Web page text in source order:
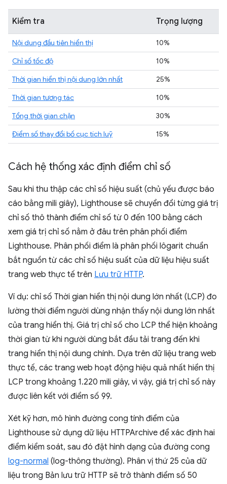
Kiểm tra Trọng lượng
Nội dung đầu tiên hiển thị
10%
Chỉ số tốc độ
10%
Thời gian hiển thị nội dung lớn nhất
25%
Thời gian tương tác
10%
Tổng thời gian chặn
30%
Điểm số thay đổi bố cục tích luỹ
15%
Cách hệ thống xác định điểm chỉ số
Sau khi thu thập các chỉ số hiệu suất (chủ yếu được báo
cáo bằng mili giây), Lighthouse sẽ chuyển đổi từng giá trị
chỉ số thô thành điểm chỉ số từ 0 đến 100 bằng cách
xem giá trị chỉ số nằm ở đâu trên phân phối điểm
Lighthouse. Phân phối điểm là phân phối lôgarit chuẩn
bắt nguồn từ các chỉ số hiệu suất của dữ liệu hiệu suất
trang web thực tế trên Lưu trữ HTTP.
Ví dụ: chỉ số Thời gian hiển thị nội dung lớn nhất (LCP) đo
lường thời điểm người dùng nhận thấy nội dung lớn nhất
của trang hiển thị. Giá trị chỉ số cho LCP thể hiện khoảng
thời gian từ khi người dùng bắt đầu tải trang đến khi
trang hiển thị nội dung chính. Dựa trên dữ liệu trang web
thực tế, các trang web hoạt động hiệu quả nhất hiển thị
LCP trong khoảng 1.220 mili giây, vì vậy, giá trị chỉ số này
được liên kết với điểm số 99.
Xét kỹ hơn, mô hình đường cong tính điểm của
Lighthouse sử dụng dữ liệu HTTPArchive để xác định hai
điểm kiểm soát, sau đó đặt hình dạng của đường cong
log-normal (log-thông thường). Phân vị thứ 25 của dữ
liệu trong Bản lưu trữ HTTP sẽ trở thành điểm số 50